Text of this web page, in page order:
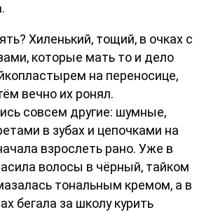
Хиленький, тощий, в очках с
которые мать то и дело
на переносице,
вечно их ронял.
совсем другие: шумные,
в зубах и цепочками на
взрослеть рано. Уже в
волосы в чёрный, тайком
тональным кремом, а в
бегала за школу курить